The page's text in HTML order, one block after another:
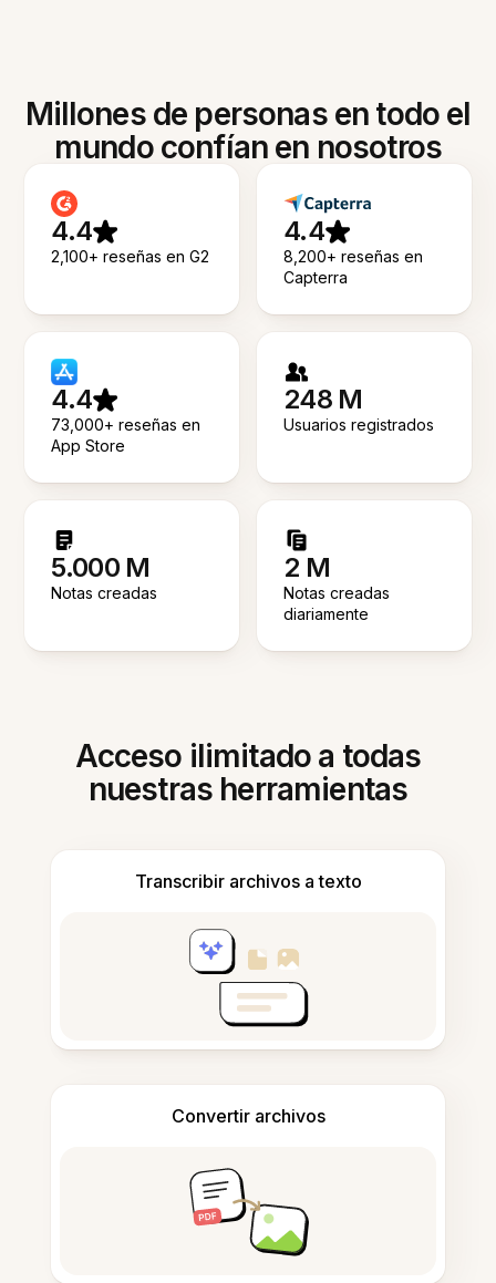
Millones de personas en todo el
mundo confían en nosotros
4.4
2,100+ reseñas en G2
4.4
8,200+ reseñas en
Capterra
4.4
73,000+ reseñas en
App Store
248 M
Usuarios registrados
5.000 M
Notas creadas
2 M
Notas creadas
diariamente
Acceso ilimitado a todas
nuestras herramientas
Transcribir archivos a texto
Convertir archivos